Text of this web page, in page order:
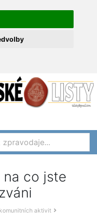
na co jste
aktivit